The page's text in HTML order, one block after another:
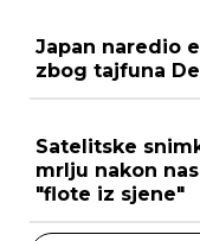
Japan naredio
zbog tajfuna
Satelitske
mrlju nakon
"flote iz sjene"